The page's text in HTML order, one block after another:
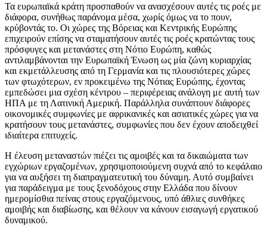
Τα ευρωπαϊκά κράτη προσπαθούν να ανασχέσουν αυτές τις ροές με
διάφορα, συνήθως παράνομα μέσα, χωρίς όμως να το πουν,
κρύβοντάς το. Οι χώρες της Βόρειας και Κεντρικής Ευρώπης
επιχειρούν επίσης να σταματήσουν αυτές τις ροές κρατώντας τους
πρόσφυγες και μετανάστες στη Νότιο Ευρώπη, καθώς
αντιλαμβάνονται την Ευρωπαϊκή Ένωση ως μία ζώνη κυριαρχίας
και εκμετάλλευσης από τη Γερμανία και τις πλουσιότερες χώρες
των φτωχότερων, εν προκειμένω της Νότιας Ευρώπης, έχοντας
εμπεδώσει μια σχέση κέντρου – περιφέρειας ανάλογη με αυτή των
ΗΠΑ με τη Λατινική Αμερική. Παράλληλα συνάπτουν διάφορες
οικονομικές συμφωνίες με αφρικανικές και ασιατικές χώρες για να
κρατήσουν τους μετανάστες, συμφωνίες που δεν έχουν αποδειχθεί
ιδιαίτερα επιτυχείς.
Η έλευση μεταναστών πιέζει τις αμοιβές και τα δικαιώματα των
εγχώριων εργαζομένων, χρησιμοποιούμενη συχνά από το κεφάλαιο
για να αυξήσει τη διαπραγματευτική του δύναμη. Αυτό συμβαίνει
για παράδειγμα με τους ξενοδόχους στην Ελλάδα που δίνουν
ημερομίσθια πείνας στους εργαζόμενους, υπό άθλιες συνθήκες
αμοιβής και διαβίωσης, και θέλουν να κάνουν εισαγωγή εργατικού
δυναμικού.